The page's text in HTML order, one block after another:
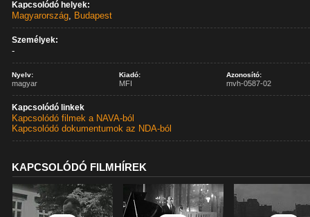
Kapcsolódó helyek:
Magyarország, Budapest
Személyek:
-
Nyelv:
magyar
Kiadó:
MFI
Azonosító:
mvh-0587-02
Kapcsolódó linkek
Kapcsolódó filmek a NAVA-ból
Kapcsolódó dokumentumok az NDA-ból
KAPCSOLÓDÓ FILMHÍREK